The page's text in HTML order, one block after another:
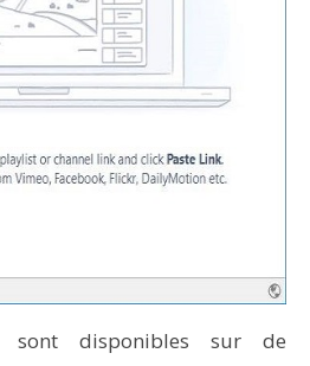
sont disponibles sur de